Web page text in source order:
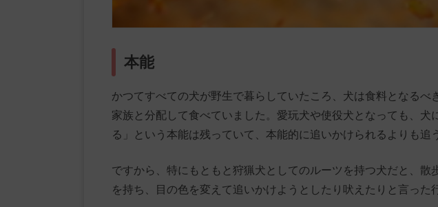
本能
かつてすべての犬が野生で暮らしていたころ、犬は食料となるべ
家族と分配して食べていました。愛玩犬や使役犬となっても、犬
る」という本能は残っていて、本能的に追いかけられるよりも追
ですから、特にもともと狩猟犬としてのルーツを持つ犬だと、散
を持ち、目の色を変えて追いかけようとしたり吠えたりと言った